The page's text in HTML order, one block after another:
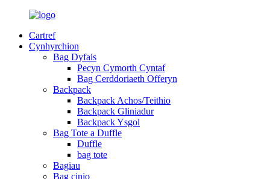
Cartref
Cynhyrchion
Bag Dyfais
Pecyn Cymorth Cyntaf
Bag Cerddoriaeth Offeryn
Backpack
Backpack Achos/Teithio
Backpack Gliniadur
Backpack Ysgol
Bag Tote a Duffle
Duffle
bag tote
Bagiau
Bag cinio